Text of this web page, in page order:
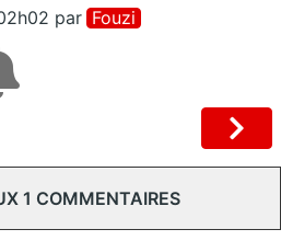
par Fouzi
1 COMMENTAIRES